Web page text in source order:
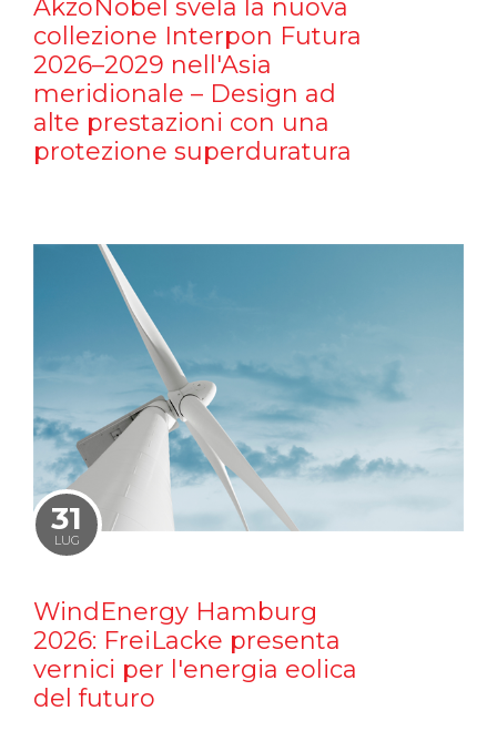
AkzoNobel svela la nuova
collezione Interpon Futura
2026–2029 nell'Asia
meridionale – Design ad
alte prestazioni con una
protezione superduratura
31
LUG
WindEnergy Hamburg
2026: FreiLacke presenta
vernici per l'energia eolica
del futuro